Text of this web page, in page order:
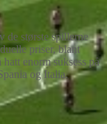
de største spillerne
priser, blant
enorm suksess på
og Italia.